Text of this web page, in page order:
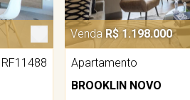
RF11488
Venda R$ 1.198.000
Apartamento
BROOKLIN NOVO